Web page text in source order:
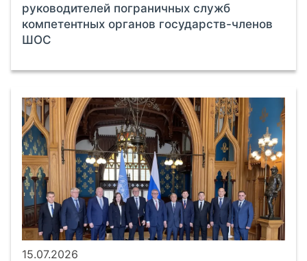
руководителей пограничных служб
компетентных органов государств-членов
ШОС
15.07.2026